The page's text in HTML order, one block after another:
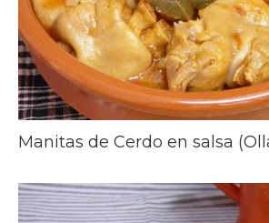
Manitas de Cerdo en salsa